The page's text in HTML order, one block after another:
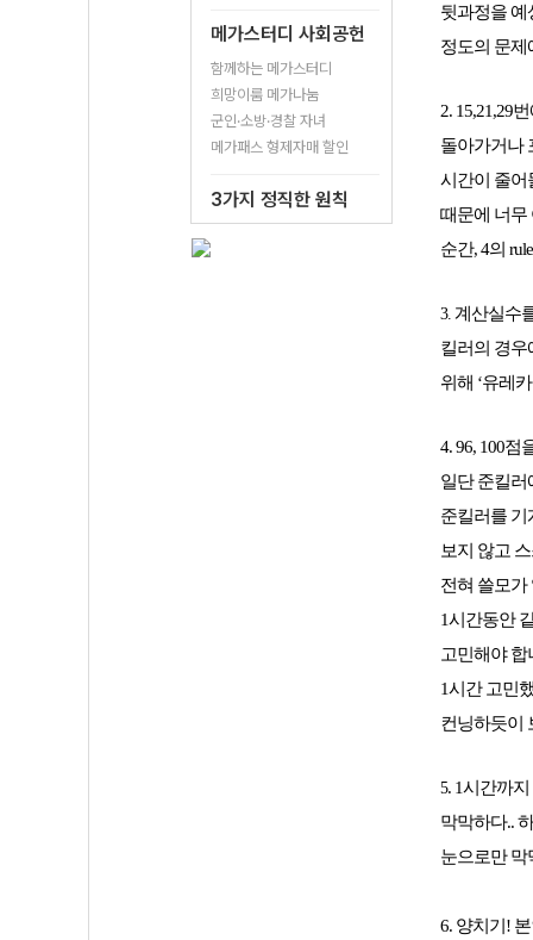
메가스터디 사회공헌
함께하는 메가스터디
희망이룸 메가나눔
군인·소방·경찰 자녀
메가패스 형제자매 할인
3가지 정직한 원칙
뒷과정을 예
정도의 문제
2. 15,21,29
돌아가거나
시간이 줄어
때문에 너무
순간, 4의
3. 계산실수
킬러의 경우
위해 ‘유레
4. 96, 100
일단 준킬러
준킬러를 기
보지 않고
전혀 쓸모가
1시간동안
고민해야
1시간 고민
컨닝하듯이
5. 1시간까
막막하다..
눈으로만 막
6. 양치기!